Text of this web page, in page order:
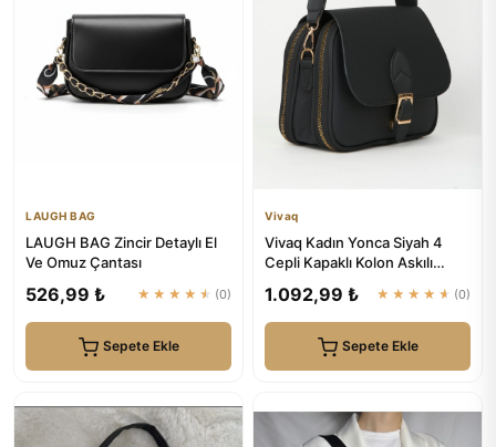
LAUGH BAG
LAUGH BAG Zincir Detaylı El
Ve Omuz Çantası
526,99 ₺ ★★★★★ (0)
Sepete Ekle
Vivaq
Vivaq Kadın Yonca Siyah 4
Cepli Kapaklı Kolon Askılı
1.092,99 ₺ ★★★★★ (0)
Sepete Ekle